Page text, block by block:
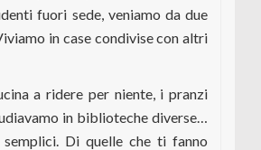
fuori sede, veniamo da due
in case condivise con altri
a ridere per niente, i pranzi
in biblioteche diverse…
Di quelle che ti fanno